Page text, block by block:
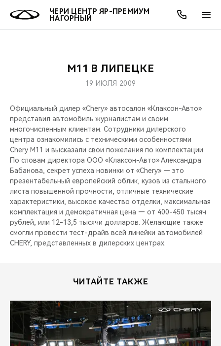
ЧЕРИ ЦЕНТР ЯР-ПРЕМИУМ
НАГОРНЫЙ
МОДЕЛИ
КРОССОВЕРЫ
СЕДАНЫ
НОВИНКИ
ПОКУПАТЕЛЯМ
КРЕДИТ И СТРАХОВАНИЕ
ВЛАДЕЛЬЦАМ
ЗАПЧАСТИ И АКСЕССУАРЫ
ПОДДЕРЖКА
CHERY CONNECT
МИР CHERY
О БРЕНДЕ
CHERY В СОЦСЕТЯХ
ЛЮДИ CHERY
БЛАГОТВОРИТЕЛЬНОСТЬ
CHERY REMOTE
CHERY И СПОРТ
CHERY ДЛЯ ДЕТЕЙ
АКЦИИ
ОНЛАЙН СЕРВИСЫ
КРЕДИТ
О КОМПАНИИ
МЫ В СОЦСЕТЯХ
М11 В ЛИПЕЦКЕ
19 ИЮЛЯ 2009
Официальный дилер «Chery» автосалон «Клаксон-Авто»
представил автомобиль журналистам и своим
многочисленным клиентам. Сотрудники дилерского
центра ознакомились с техническими особенностями
Chery M11 и высказали свои пожелания по комплектации
По словам директора ООО «Клаксон-Авто» Александра
Бабанова, секрет успеха новинки от «Chery» — это
презентабельный европейский облик, кузов из стального
листа повышенной прочности, отличные технические
характеристики, высокое качество отделки, максимальная
комплектация и демократичная цена — от 400-450 тысяч
рублей, или 12-13,5 тысячи долларов. Желающие также
смогли провести тест-драйв всей линейки автомобилей
CHERY, представленных в дилерских центрах.
ЧИТАЙТЕ ТАКЖЕ